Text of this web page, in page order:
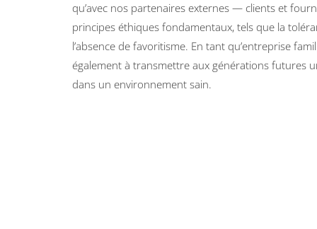
qu’avec nos partenaires externes — clients et
principes éthiques fondamentaux, tels que la
l’absence de favoritisme. En tant qu’entreprise
également à transmettre aux générations futures
dans un environnement sain.